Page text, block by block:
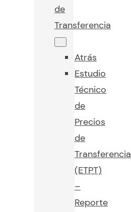
de
Transferencia
Atrás
Estudio
Técnico
de
Precios
de
Transferencia
(ETPT)
–
Reporte